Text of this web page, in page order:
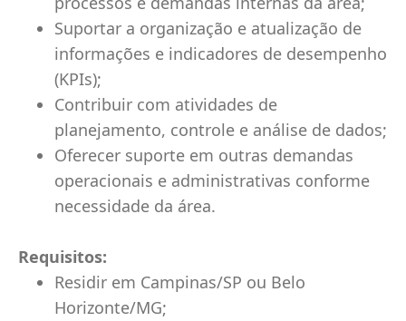
Suportar a organização e atualização de
informações e indicadores de desempenho
(KPIs);
Contribuir com atividades de
planejamento, controle e análise de dados;
Oferecer suporte em outras demandas
operacionais e administrativas conforme
necessidade da área.
Requisitos:
Residir em Campinas/SP ou Belo
Horizonte/MG;